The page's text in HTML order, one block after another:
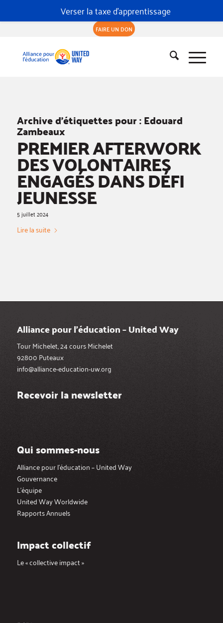
FAIRE UN DON
Archive d’étiquettes pour :Edouard
Zambeaux
PREMIER AFTERWORK
DES VOLONTAIRES
ENGAGÉS DANS DÉFI
JEUNESSE
5 juillet 2024
Lire la suite
Alliance pour l’éducation – United Way
Tour Michelet, 24 cours Michelet
92800 Puteaux
info@alliance-education-uw.org
Recevoir la newsletter
Qui sommes-nous
Alliance pour l’éducation – United Way
Gouvernance
L’équipe
United Way Worldwide
Rapports Annuels
Impact collectif
Le « collective impact »
Verser la taxe d'apprentissage